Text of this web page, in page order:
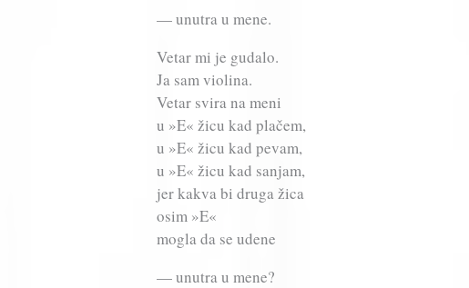
— unutra u mene.
Vetar mi je gudalo.
Ja sam violina.
Vetar svira na meni
u »E« žicu kad plačem,
u »E« žicu kad pevam,
u »E« žicu kad sanjam,
jer kakva bi druga žica
osim »E«
mogla da se udene
— unutra u mene?